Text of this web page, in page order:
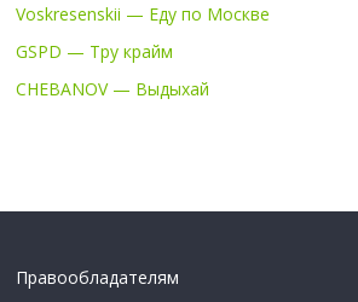
Voskresenskii — Еду по Москве
GSPD — Тру крайм
CHEBANOV — Выдыхай
Правообладателям